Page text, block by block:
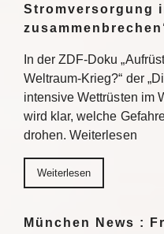
Stromversorgung
In der ZDF-Doku
Weltraum-Krieg?“ der
intensive Wettrüsten im
wird klar, welche
drohen. Weiterlesen
Weiterlesen
München News :